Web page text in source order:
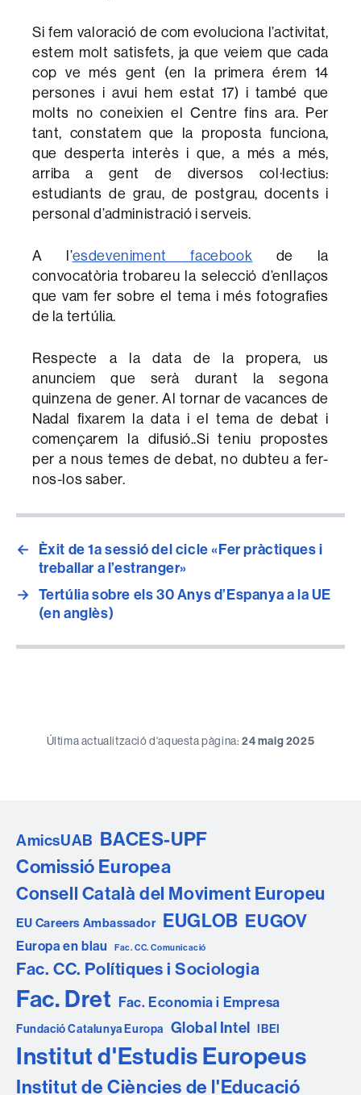
Si fem valoració de com evoluciona l’activitat,
estem molt satisfets, ja que veiem que cada
cop ve més gent (en la primera érem 14
persones i avui hem estat 17) i també que
molts no coneixien el Centre fins ara. Per
tant, constatem que la proposta funciona,
que desperta interès i que, a més a més,
arriba a gent de diversos col·lectius:
estudiants de grau, de postgrau, docents i
personal d’administració i serveis.
A l’esdeveniment facebook de la
convocatòria trobareu la selecció d’enllaços
que vam fer sobre el tema i més fotografies
de la tertúlia.
Respecte a la data de la propera, us
anunciem que serà durant la segona
quinzena de gener. Al tornar de vacances de
Nadal fixarem la data i el tema de debat i
començarem la difusió..Si teniu propostes
per a nous temes de debat, no dubteu a fer-
nos-los saber.
←
Èxit de 1a sessió del cicle «Fer pràctiques i
treballar a l’estranger»
→ Tertúlia sobre els 30 Anys d’Espanya a la UE
(en anglès)
Última actualització d'aquesta pàgina:24 maig 2025
AmicsUAB BACES-UPF
Comissió Europea
Consell Català del Moviment Europeu
EU Careers Ambassador EUGLOB EUGOV
Europa en blau Fac. CC. Comunicació
Fac. CC. Polítiques i Sociologia
Fac. Dret Fac. Economia i Empresa
Fundació Catalunya Europa Global Intel IBEI
Institut d'Estudis Europeus
Institut de Ciències de l'Educació